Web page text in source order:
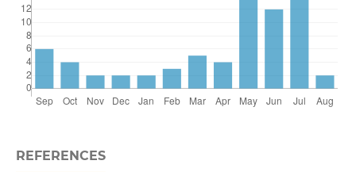
REFERENCES